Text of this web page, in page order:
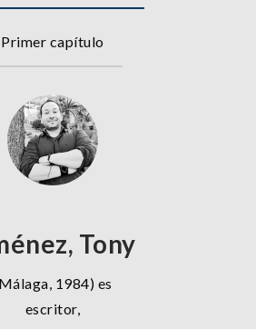
Primer capítulo
Tony
1984) es
escritor,